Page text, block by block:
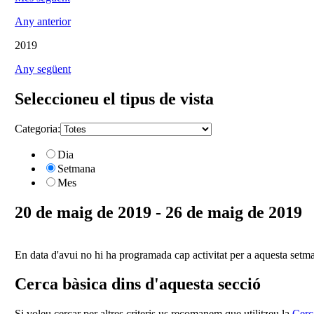
Any anterior
2019
Any següent
Seleccioneu el tipus de vista
Categoria:
Dia
Setmana
Mes
20 de maig de 2019 - 26 de maig de 2019
En data d'avui no hi ha programada cap activitat per a aquesta
Cerca bàsica dins d'aquesta secció